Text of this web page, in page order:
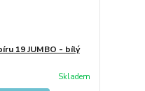
19 JUMBO - bílý
Skladem